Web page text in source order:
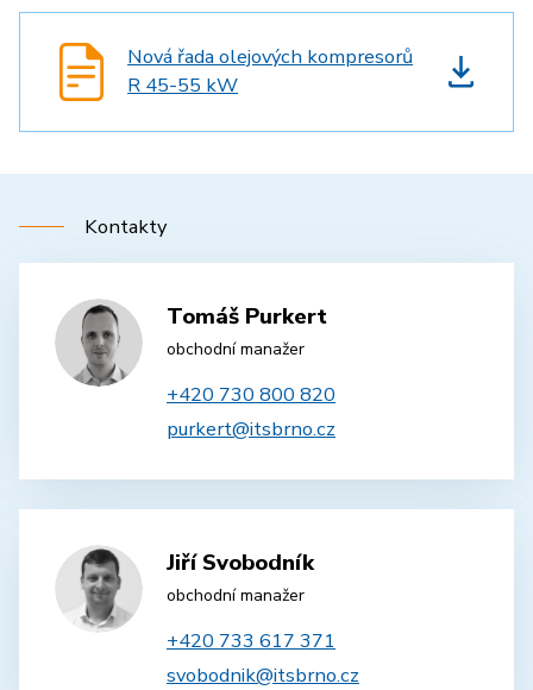
Nová řada olejových kompresorů
R 45-55 kW
Kontakty
Tomáš Purkert
obchodní manažer
+420 730 800 820
purkert@itsbrno.cz
Jiří Svobodník
obchodní manažer
+420 733 617 371
svobodnik@itsbrno.cz